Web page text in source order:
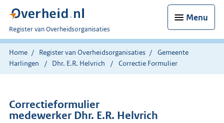
Menu
U
bent
nu
hier:
Register van Overheidsorganisaties
Home Register van Overheidsorganisaties
Gemeente
Harlingen
Dhr. E.R. Helvrich Correctie Formulier
Correctieformulier
medewerker Dhr. E.R. Helvrich